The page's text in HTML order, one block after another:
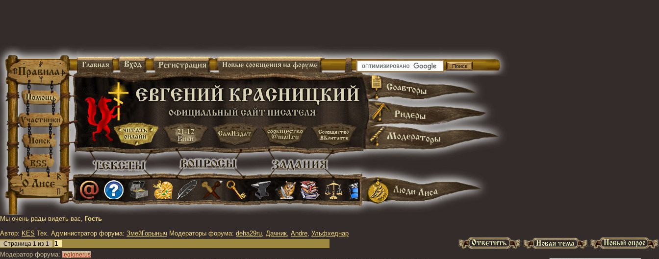
Мы очень рады видеть вас, Гость
Автор: KES Тех. Администратор форума: ЗмейГорыныч Модераторы форума: deha29ru, Дачник, Andre, Ульфхеднар
Страница 1 из 1
1
Модератор форума: legionerus